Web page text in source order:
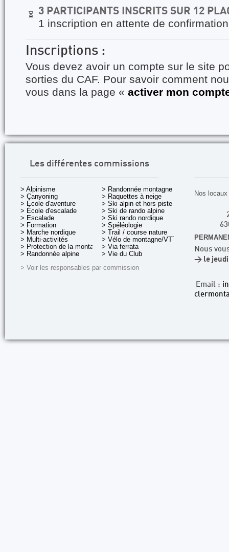
⏳ 3 PARTICIPANTS INSCRITS SUR 12
1 inscription en attente de confirmation
Inscriptions :
Vous devez avoir un compte sur le site
sorties du CAF. Pour savoir comment
vous dans la page « activer mon
Les différentes commissions
> Alpinisme
> Canyoning
> École d'aventure
> École d'escalade
> Escalade
> Formation
> Marche nordique
> Multi-activités
> Protection de la montagne
> Randonnée alpine
> Randonnée montagne
> Raquettes à neige
> Ski alpin et hors piste
> Ski de rando alpine
> Ski rando nordique
> Spéléologie
> Trail / course nature
> Vélo de montagne/VTT
> Via ferrata
> Vie du Club
> Voir les responsables par commission
Nos
Nous
> le jeudi
Email :